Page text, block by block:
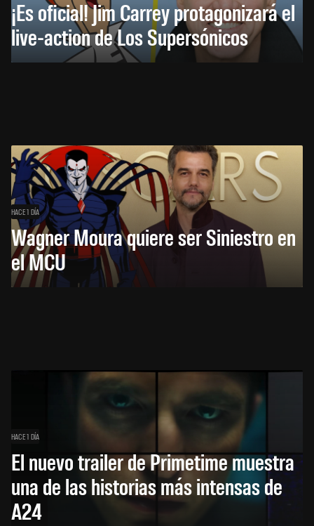
¡Es oficial! Jim Carrey protagonizará el
live-action de Los Supersónicos
HACE 1 DÍA
Wagner Moura quiere ser Siniestro en
el MCU
HACE 1 DÍA
El nuevo trailer de Primetime muestra
una de las historias más intensas de
A24